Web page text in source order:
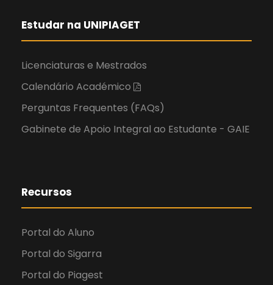
Estudar na UNIPIAGET
Licenciaturas e Mestrados
Calendário Académico
Perguntas Frequentes (FAQs)
Gabinete de Apoio Integral ao Estudante - GAIE
Recursos
Portal do Aluno
Portal do Sigarra
Portal do Piagest